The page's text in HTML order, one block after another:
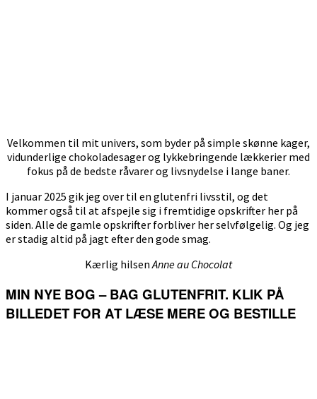
Velkommen til mit univers, som byder på simple skønne kager,
vidunderlige chokoladesager og lykkebringende lækkerier med
fokus på de bedste råvarer og livsnydelse i lange baner.
I januar 2025 gik jeg over til en glutenfri livsstil, og det
kommer også til at afspejle sig i fremtidige opskrifter her på
siden. Alle de gamle opskrifter forbliver her selvfølgelig. Og jeg
er stadig altid på jagt efter den gode smag.
Kærlig hilsenAnne au Chocolat
MIN NYE BOG – BAG GLUTENFRIT. KLIK PÅ
BILLEDET FOR AT LÆSE MERE OG BESTILLE